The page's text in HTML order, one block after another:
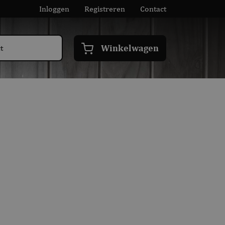
Inloggen Registreren Contact
Winkelwagen